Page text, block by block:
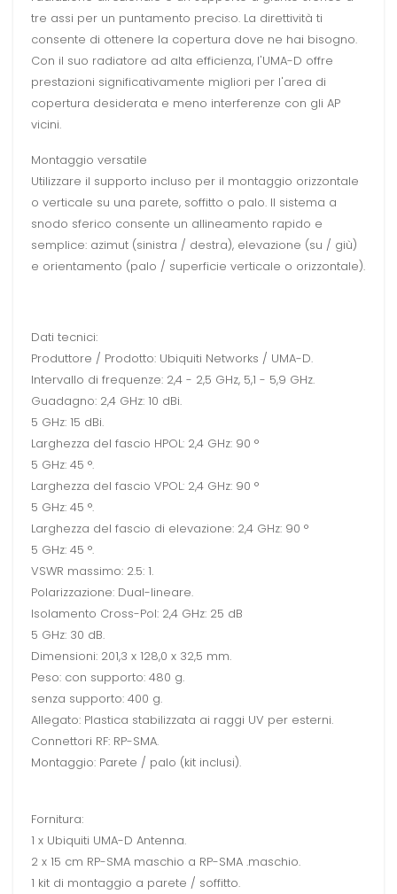
tre assi per un puntamento preciso. La direttività ti
consente di ottenere la copertura dove ne hai bisogno.
Con il suo radiatore ad alta efficienza, l'UMA-D offre
prestazioni significativamente migliori per l'area di
copertura desiderata e meno interferenze con gli AP
vicini.
Montaggio versatile
Utilizzare il supporto incluso per il montaggio orizzontale
o verticale su una parete, soffitto o palo. Il sistema a
snodo sferico consente un allineamento rapido e
semplice: azimut (sinistra / destra), elevazione (su / giù)
e orientamento (palo / superficie verticale o orizzontale).
Dati tecnici:
Produttore / Prodotto: Ubiquiti Networks / UMA-D.
Intervallo di frequenze: 2,4 - 2,5 GHz, 5,1 - 5,9 GHz.
Guadagno: 2,4 GHz: 10 dBi.
5 GHz: 15 dBi.
Larghezza del fascio HPOL: 2,4 GHz: 90 °
5 GHz: 45 °.
Larghezza del fascio VPOL: 2,4 GHz: 90 °
5 GHz: 45 °.
Larghezza del fascio di elevazione: 2,4 GHz: 90 °
5 GHz: 45 °.
VSWR massimo: 2.5: 1.
Polarizzazione: Dual-lineare.
Isolamento Cross-Pol: 2,4 GHz: 25 dB
5 GHz: 30 dB.
Dimensioni: 201,3 x 128,0 x 32,5 mm.
Peso: con supporto: 480 g.
senza supporto: 400 g.
Allegato: Plastica stabilizzata ai raggi UV per esterni.
Connettori RF: RP-SMA.
Montaggio: Parete / palo (kit inclusi).
Fornitura:
1 x Ubiquiti UMA-D Antenna.
2 x 15 cm RP-SMA maschio a RP-SMA .maschio.
1 kit di montaggio a parete / soffitto.